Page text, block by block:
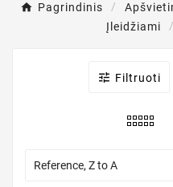
Pagrindinis
Įleidžiami
 Filtruoti
Reference, Z to A